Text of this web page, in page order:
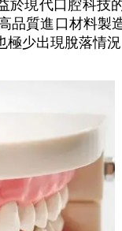
於現代口腔科技
品質進口材料製
少出現脫落情況